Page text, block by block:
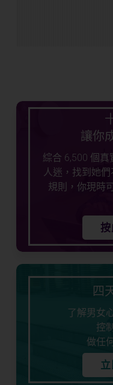
讓你
綜合 6,500 個
人迷，找到她
規則，你現時
四
了解男女
控
做任